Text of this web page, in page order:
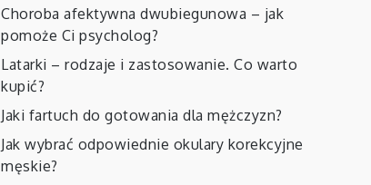
Choroba afektywna dwubiegunowa – jak
pomoże Ci psycholog?
Latarki – rodzaje i zastosowanie. Co warto
kupić?
Jaki fartuch do gotowania dla mężczyzn?
Jak wybrać odpowiednie okulary korekcyjne
męskie?